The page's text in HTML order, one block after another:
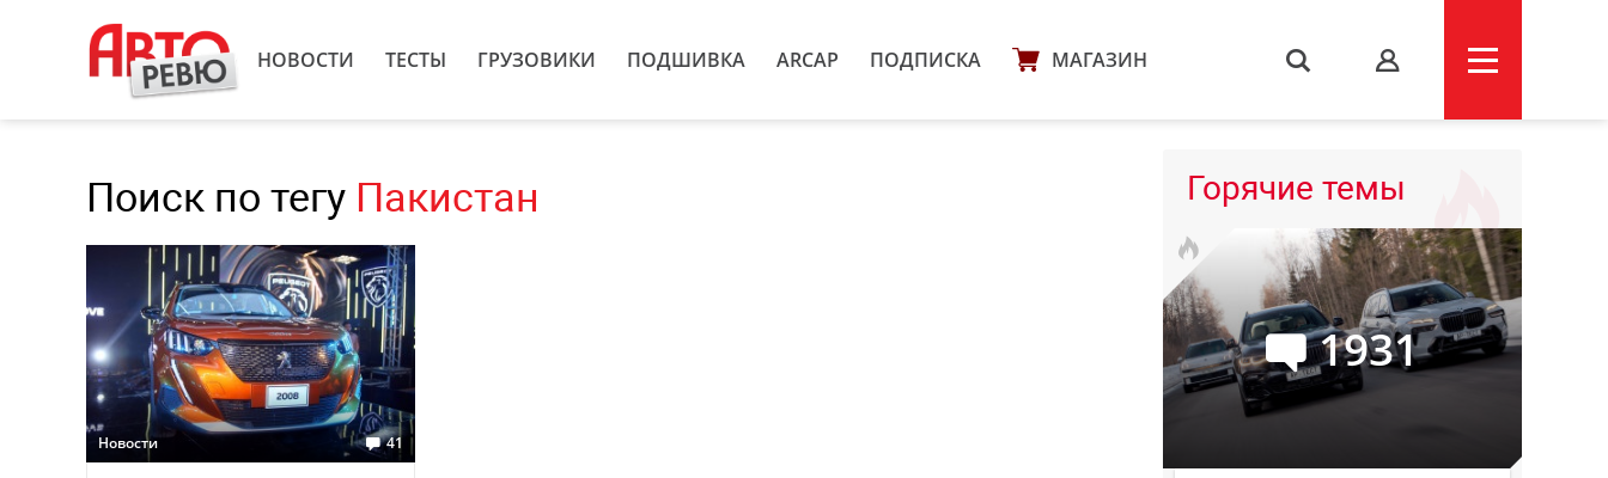
НОВОСТИ ТЕСТЫ ГРУЗОВИКИ ПОДШИВКА ARCAP ПОДПИСКА МАГАЗИН s
Поиск по тегу Пакистан
Новости 41
Горячие темы
1931